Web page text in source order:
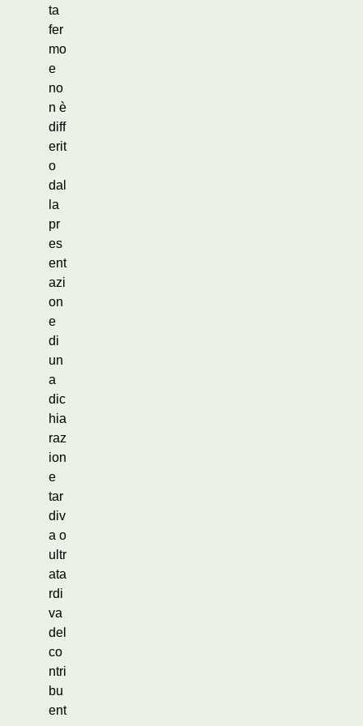
ta
fer
mo
e
no
n è
diff
erit
o
dal
la
pr
es
ent
azi
on
e
di
un
a
dic
hia
raz
ion
e
tar
div
a o
ultr
ata
rdi
va
del
co
ntri
bu
ent